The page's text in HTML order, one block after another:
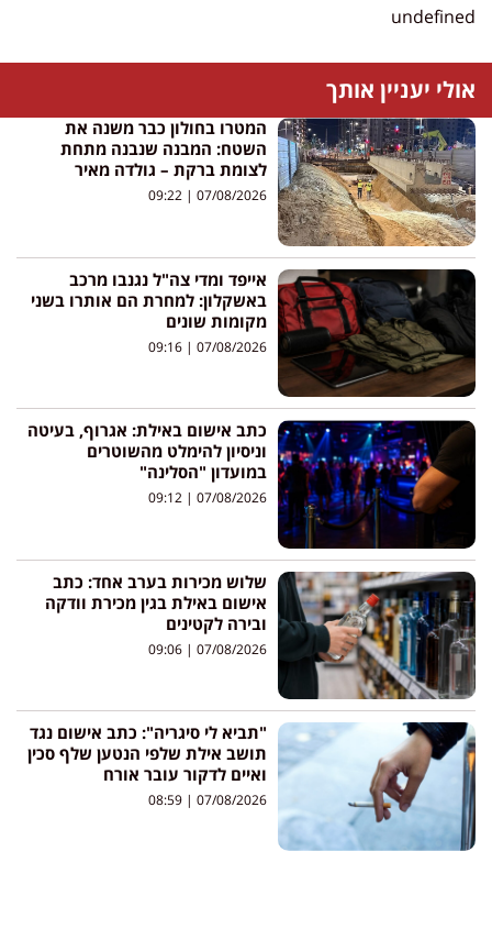
undefined
אולי יעניין אותך
המטרו בחולון כבר משנה את
השטח: המבנה שנבנה מתחת
לצומת ברקת – גולדה מאיר
07/08/2026
אייפד ומדי צה"ל נגנבו מרכב
באשקלון: למחרת הם אותרו בשני
מקומות שונים
07/08/2026
כתב אישום באילת: אגרוף, בעיטה
וניסיון להימלט מהשוטרים
במועדון "הסלינה"
07/08/2026
שלוש מכירות בערב אחד: כתב
אישום באילת בגין מכירת וודקה
ובירה לקטינים
07/08/2026
"תביא לי סיגריה": כתב אישום נגד
תושב אילת שלפי הנטען שלף סכין
ואיים לדקור עובר אורח
07/08/2026